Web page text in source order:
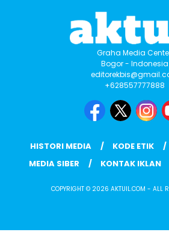
Graha Media
Bogor - Indonesia
+628557777888
HISTORI MEDIA KODE ETIK
MEDIA SIBER
KONTAK IKLAN
COPYRIGHT © 2026 AKTUIL.COM - ALL